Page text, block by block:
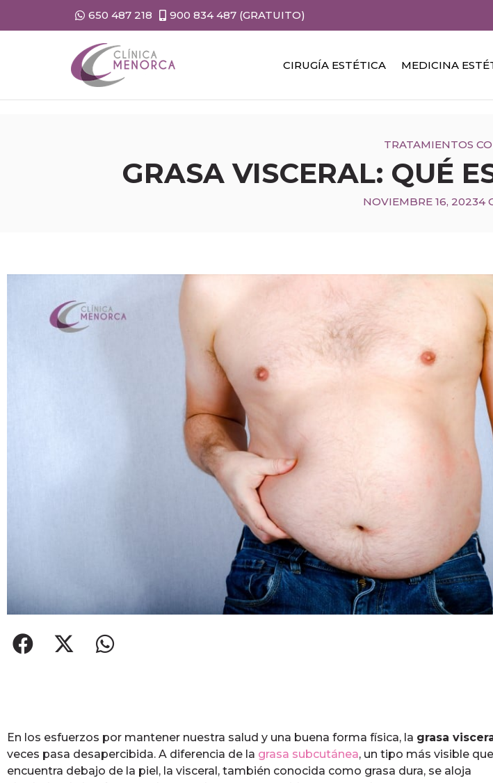
650 487 218 900 834 487 (GRATUITO)
CIRUGÍA ESTÉTICA MEDICINA
TRATAMIENTOS
GRASA VISCERAL: QUÉ
NOVIEMBRE 16, 20234
En los esfuerzos por mantener nuestra salud y una buena forma física, la grasa
veces pasa desapercibida. A diferencia de la grasa subcutánea, un tipo más visible
encuentra debajo de la piel, la visceral, también conocida como grasa dura, se aloja